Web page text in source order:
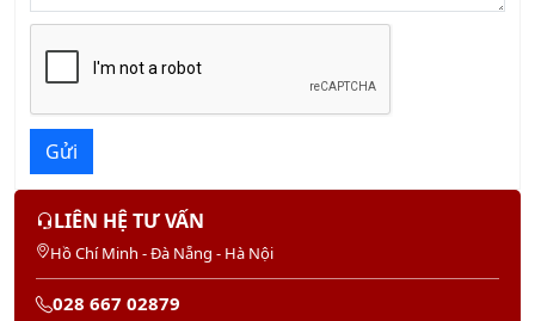
LIÊN HỆ TƯ VẤN
Hồ Chí Minh - Đà Nẵng - Hà Nội
028 667 02879
0902 419 079